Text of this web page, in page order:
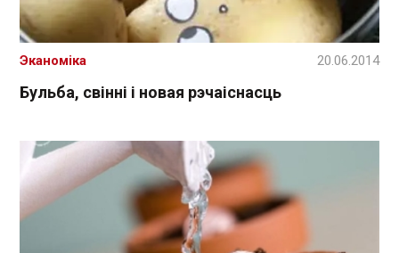
Бульба, свінні і новая рэчаіснасць
Эканоміка 20.06.2014